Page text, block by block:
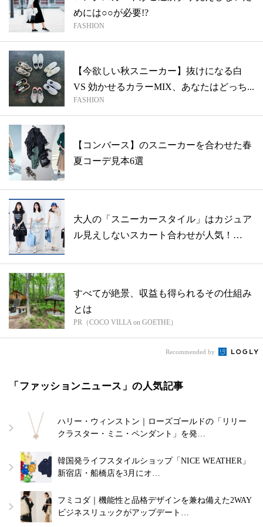
めには○○が必要!?
FASHION
【今欲しい秋スニーカー】抜けになる白
VS 効かせるカラーMIX、あなたはどっち...
FASHION
【コンバース】のスニーカーを合わせた春
夏コーデ見本6選
大人の「スニーカースタイル」はカジュア
ル見えしないスカート合わせが人気！
すべてが絶景、収益も得られるその仕組み
とは
PR（COCO VILLA on GOETHE）
Recommended by
「ファッションニュース」の人気記事
ハリー・ウィンストン｜ローズゴールドの「リリー
クラスター・ミニ・ペンダント」を発…
韓国発ライフスタイルショップ「NICE WEATHER」
新宿店・船橋店を3月にオ…
フミコダ｜機能性と品格デザインを兼ね備えた2WAY
ビジネスリュックがアップデート…